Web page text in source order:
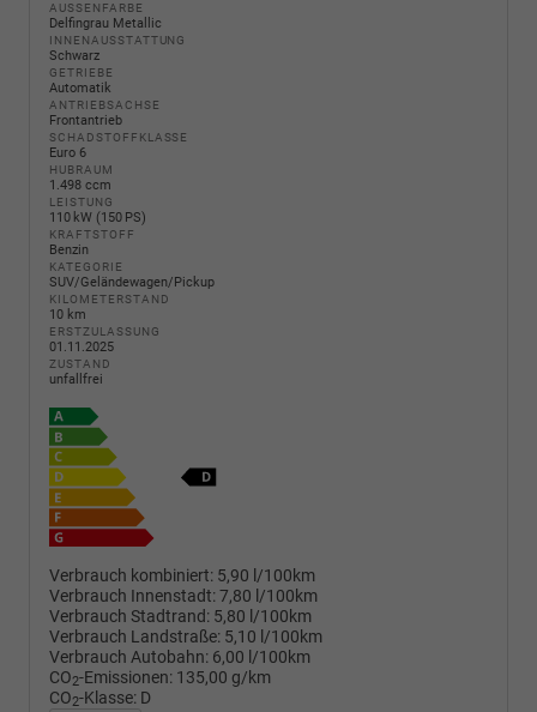
AUSSENFARBE
Delfingrau Metallic
INNENAUSSTATTUNG
Schwarz
GETRIEBE
Automatik
ANTRIEBSACHSE
Frontantrieb
SCHADSTOFFKLASSE
Euro 6
HUBRAUM
1.498 ccm
LEISTUNG
110 kW (150 PS)
KRAFTSTOFF
Benzin
KATEGORIE
SUV/Geländewagen/Pickup
KILOMETERSTAND
10 km
ERSTZULASSUNG
01.11.2025
ZUSTAND
unfallfrei
Verbrauch kombiniert: 5,90 l/100km
Verbrauch Innenstadt:7,80 l/100km
Verbrauch Stadtrand: 5,80 l/100km
Verbrauch Landstraße: 5,10 l/100km
Verbrauch Autobahn: 6,00 l/100km
CO2-Emissionen: 135,00 g/km
CO2-Klasse: D